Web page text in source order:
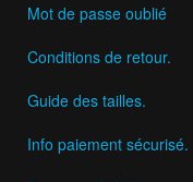
Mot de passe oublié
Conditions de retour.
Guide des tailles.
Info paiement sécurisé.